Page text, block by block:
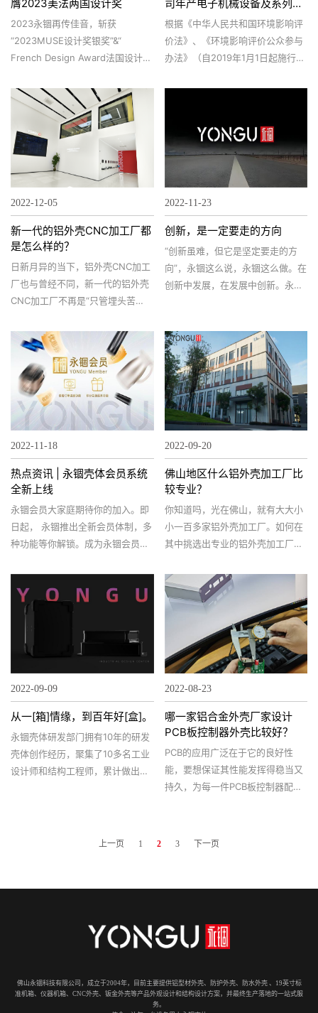
膺2023美法两国设计奖
2023永锢再传佳音，斩获
“2023MUSE设计奖银奖”&“
French Design Award法国设计
设计风采。
司年产电子机械设备及系列配
件150万件改扩建项目环境影
响评价公众参与报批前公示
根据《中华人民共和国环境影响评
价法》、《环境影响评价公众参与
办法》（自2019年1月1日起施行）
械科技有限公司年产电子机械设备
境影响报告书》向生态环境主管部
门报批环境影响报告书前，当通过
网络平台，公开拟报批的环境影响
报告书全文和公众参与说明。
2022-12-05
新一代的铝外壳CNC加工厂都
是怎么样的？
日新月异的当下，铝外壳CNC加工
厂也与曾经不同，新一代的铝外壳
CNC加工厂不再是“只管埋头苦
非意味着偷懒，这里所指的“参与
感”是有利于厂家与客户双赢的变
化。
2022-11-23
创新，是一定要走的方向
“创新虽难，但它是坚定要走的方
向”，永锢这么说，永锢这么做。在
创新中发展，在发展中创新。永锢
2022-11-18
热点资讯 | 永锢壳体会员系统
全新上线
永锢会员大家庭期待你的加入。即
日起， 永锢推出全新会员体制，多
种功能等你解锁。成为永锢会员，
物体验。事不宜迟，赶紧给大家来
说说永锢会员的那些事吧。
2022-09-20
佛山地区什么铝外壳加工厂比
较专业？
你知道吗，光在佛山，就有大大小
小一百多家铝外壳加工厂。如何在
其中挑选出专业的铝外壳加工厂？
万变不离其宗，还是要考量：科
技、设备、服务以及产品这四大要
素。拿永锢来说，我们有信心称作
专业的铝外壳加工厂。
2022-09-09
从一[箱]情缘，到百年好[盒]。
永锢壳体研发部门拥有10年的研发
壳体创作经历，聚集了10多名工业
设计师和结构工程师，累计做出产
户研究、产品策划、工业设计及结
2022-08-23
哪一家铝合金外壳厂家设计
PCB板控制器外壳比较好？
PCB的应用广泛在于它的良好性
能，要想保证其性能发挥得稳当又
持久，为每一件PCB板控制器配置
真正起到为PCB板控制器保驾护航
上一页 1 2 3 下一页
佛山永锢科技有限公司，成立于2004年，目前主要提供铝型材外壳、防护外壳、防水外壳 、19英寸标
准机箱、仪器机箱、CNC外壳、钣金外壳等产品外观设计和结构设计方案，并最终生产落地的一站式服
务。